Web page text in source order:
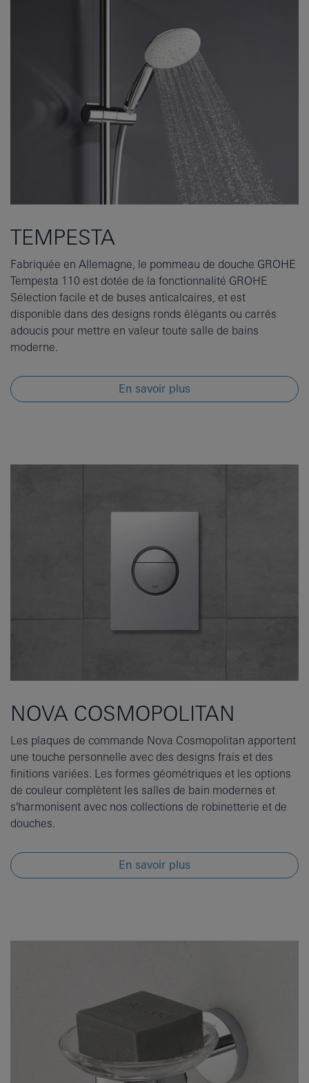
TEMPESTA
Fabriquée en Allemagne, le pommeau de douche GROHE
Tempesta 110 est dotée de la fonctionnalité GROHE
Sélection facile et de buses anticalcaires, et est
disponible dans des designs ronds élégants ou carrés
adoucis pour mettre en valeur toute salle de bains
moderne.
En savoir plus
NOVA COSMOPOLITAN
Les plaques de commande Nova Cosmopolitan apportent
une touche personnelle avec des designs frais et des
finitions variées. Les formes géométriques et les options
de couleur complètent les salles de bain modernes et
s'harmonisent avec nos collections de robinetterie et de
douches.
En savoir plus